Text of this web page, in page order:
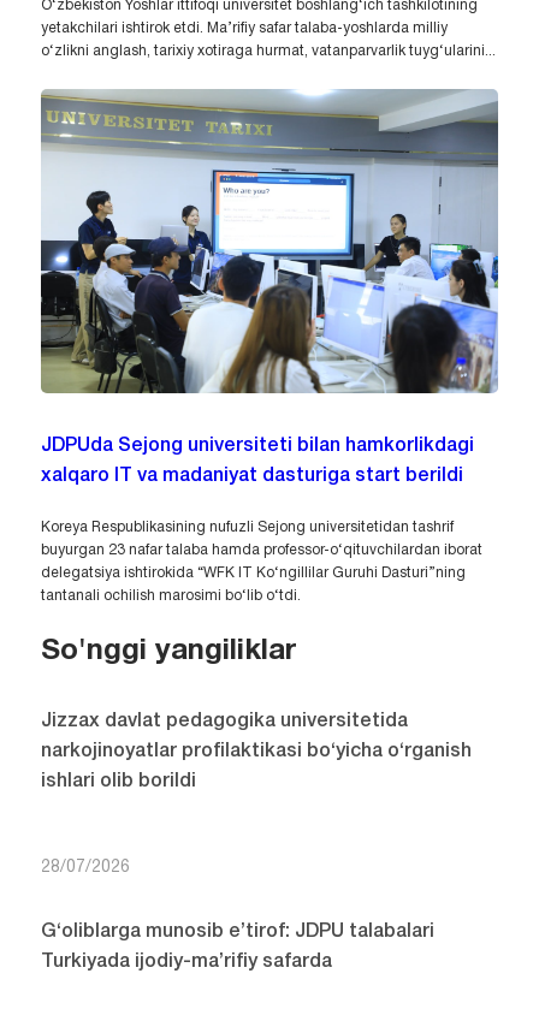
O‘zbekiston Yoshlar ittifoqi universitet boshlang‘ich tashkilotining
yetakchilari ishtirok etdi. Ma’rifiy safar talaba-yoshlarda milliy
o‘zlikni anglash, tarixiy xotiraga hurmat, vatanparvarlik tuyg‘ularini...
JDPUda Sejong universiteti bilan hamkorlikdagi
xalqaro IT va madaniyat dasturiga start berildi
Koreya Respublikasining nufuzli Sejong universitetidan tashrif
buyurgan 23 nafar talaba hamda professor-o‘qituvchilardan iborat
delegatsiya ishtirokida “WFK IT Ko‘ngillilar Guruhi Dasturi”ning
tantanali ochilish marosimi bo‘lib o‘tdi.
So'nggi yangiliklar
Jizzax davlat pedagogika universitetida
narkojinoyatlar profilaktikasi bo‘yicha o‘rganish
ishlari olib borildi
28/07/2026
G‘oliblarga munosib e’tirof: JDPU talabalari
Turkiyada ijodiy-ma’rifiy safarda